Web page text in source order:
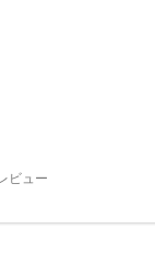
ビュー